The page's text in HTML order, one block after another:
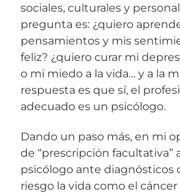
sociales, culturales y
pregunta es: ¿quiero
pensamientos y mis
feliz? ¿quiero curar mi
o mi miedo a la vida… y a la
respuesta es que sí, el
adecuado es un psicólogo.
Dando un paso más, en mi
de “prescripción facultativa”
psicólogo ante diagnósticos
riesgo la vida como el cáncer